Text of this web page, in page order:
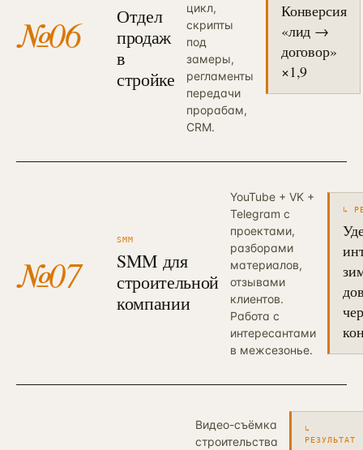
№06
Отдел
продаж
в
стройке
цикл,
скрипты
под
замеры,
регламенты
передачи
прорабам,
CRM.
Конверсия
«лид →
договор»
×1,9
№07
SMM
SMM для
строительной
компании
YouTube + VK +
Telegram с
проектами,
разборами
материалов,
отзывами
клиентов.
Работа с
интересантами
в межсезонье.
↳
Видео-съёмка
строительства
↳
РЕЗУЛЬТАТ